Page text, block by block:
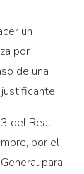
un
por
de una
del Real
por el
para